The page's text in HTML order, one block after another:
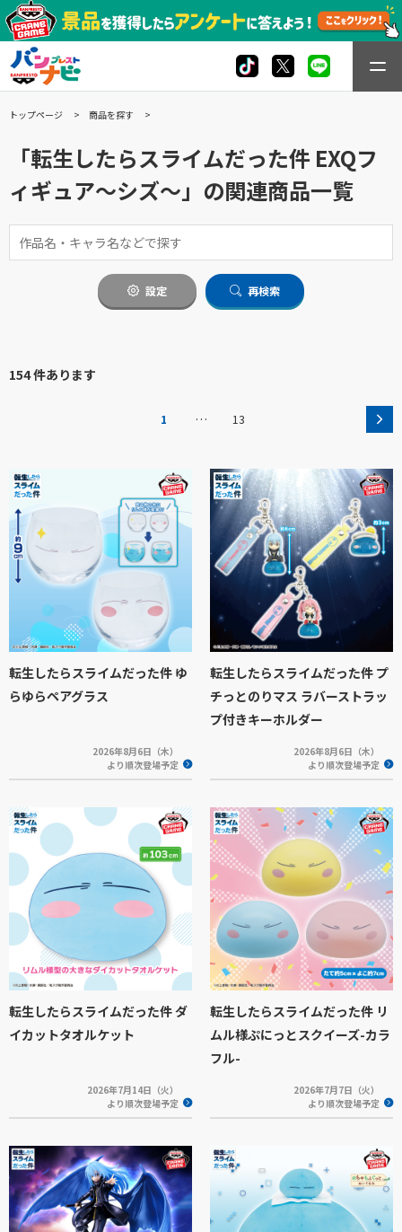
トップページ 商品を探す
「転生したらスライムだった件 EXQフ
ィギュア～シズ～」の関連商品一覧
設定 再検索
154 件あります
1 … 13
転生したらスライムだった件 ゆ
らゆらペアグラス
2026年8月6日（木）
より順次登場予定
転生したらスライムだった件 プ
チっとのりマス ラバーストラッ
プ付きキーホルダー
2026年8月6日（木）
より順次登場予定
転生したらスライムだった件 ダ
イカットタオルケット
2026年7月14日（火）
より順次登場予定
転生したらスライムだった件 リ
ムル様ぷにっとスクイーズ-カラ
フル-
2026年7月7日（火）
より順次登場予定